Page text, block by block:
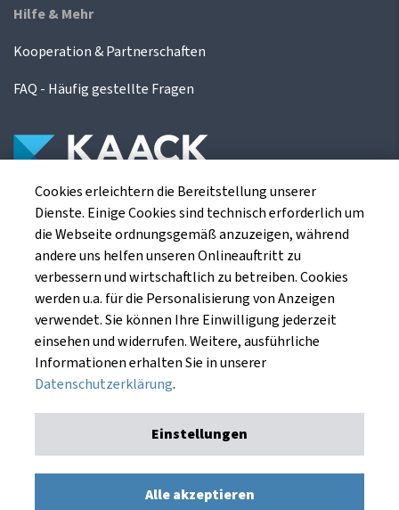
Hilfe & Mehr
Kooperation & Partnerschaften
FAQ - Häufig gestellte Fragen
Die Kaack Terminhandel GmbH ist ein
Finanzdienstleistungsinstitut für die europäischen
Agrarterminbörsen.
Kaack Terminhandel GmbH
Am Markt 8
49661 Cloppenburg
Datenschutzerklärung
Cookies erleichtern die Bereitstellung unserer
Dienste. Einige Cookies sind technisch erforderlich um
die Webseite ordnungsgemäß anzuzeigen, während
andere uns helfen unseren Onlineauftritt zu
verbessern und wirtschaftlich zu betreiben. Cookies
werden u.a. für die Personalisierung von Anzeigen
verwendet. Sie können Ihre Einwilligung jederzeit
einsehen und widerrufen. Weitere, ausführliche
Informationen erhalten Sie in unserer
Datenschutzerklärung.
Einstellungen
Alle akzeptieren